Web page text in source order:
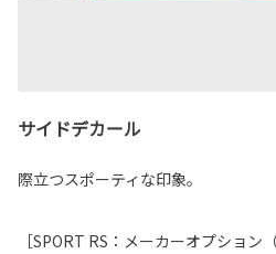
サイドデカール
際立つスポーティな印象。
［SPORT RS：メーカーオプション